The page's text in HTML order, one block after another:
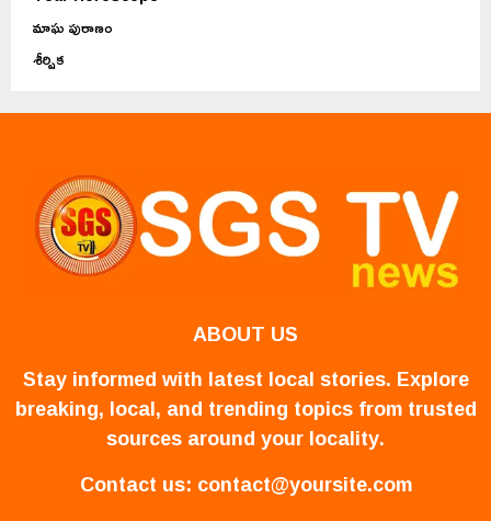
మాఘ పురాణం
శీర్షిక
ABOUT US
Stay informed with latest local stories. Explore
breaking, local, and trending topics from trusted
sources around your locality.
Contact us: contact@yoursite.com